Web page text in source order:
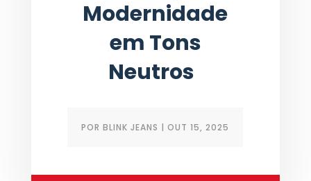
Modernidade
em Tons
Neutros
PORBLINK JEANS |OUT 15, 2025
Oslooks Off-Whitese destacam por sua